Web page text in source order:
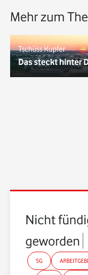
Mehr zum
Tschüss Kupfer
Das steckt hinter
Nicht
geworden?
5G